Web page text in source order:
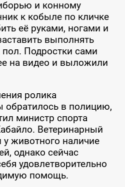
и конному
к кобыле по кличке
её руками, ногами и
выполнять
Подростки сами
на видео и выложили
ролика
обратилось в полицию,
министр спорта
Ветеринарный
животного наличие
однако сейчас
удовлетворительно
помощь.